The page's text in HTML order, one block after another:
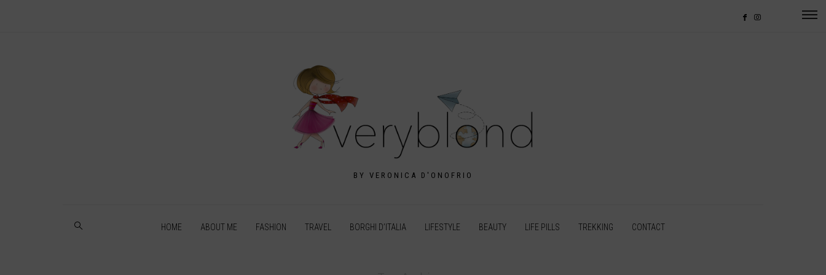
BY VERONICA D'ONOFRIO
HOME ABOUT ME FASHION TRAVEL BORGHI D’ITALIA LIFESTYLE BEAUTY LIFE PILLS TREKKING CONTACT